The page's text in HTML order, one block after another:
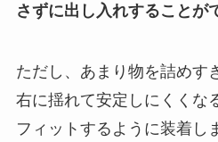
さずに出し入れすることが
ただし、あまり物を詰めす
右に揺れて安定しにくくな
フィットするように装着し